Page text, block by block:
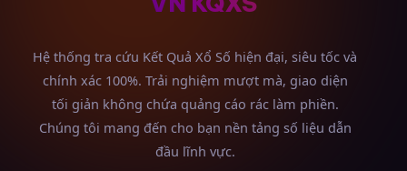
Hệ thống tra cứu Kết Quả Xổ Số hiện đại, siêu tốc và
chính xác 100%. Trải nghiệm mượt mà, giao diện
tối giản không chứa quảng cáo rác làm phiền.
Chúng tôi mang đến cho bạn nền tảng số liệu dẫn
đầu lĩnh vực.